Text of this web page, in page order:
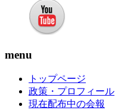
menu
トップページ
政策・プロフィール
現在配布中の会報